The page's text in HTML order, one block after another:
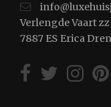
Verlengde Vaart zz
7887 ES Erica